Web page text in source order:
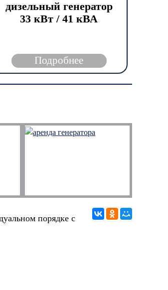
дизельный генератор
33 кВт / 41 кВА
Подробнее
порядке с